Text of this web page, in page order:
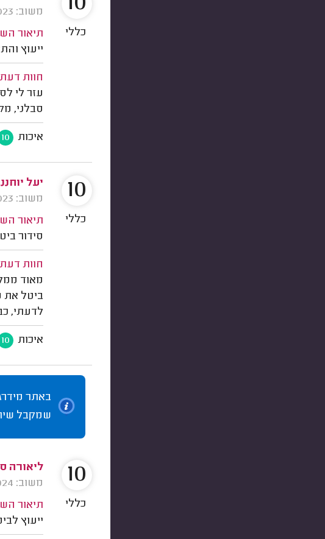
משוב: 14/11/2023
תיאור
ייעוץ
חוות
עזר לי
סבלני,
איכות 10
כללי
יעל
משוב: 14/11/2023
תיאור
סידור
חוות
ביטל את
לדעתי,
איכות 10
10
כללי
באתר
שמקבל
ליאורה
משוב: 13/03/2024
תיאור
ייעוץ
10
כללי